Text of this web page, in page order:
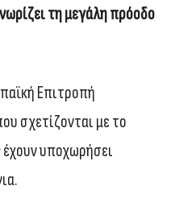
τη μεγάλη πρόοδο
Επιτροπή
σχετίζονται με το
έχουν υποχωρήσει